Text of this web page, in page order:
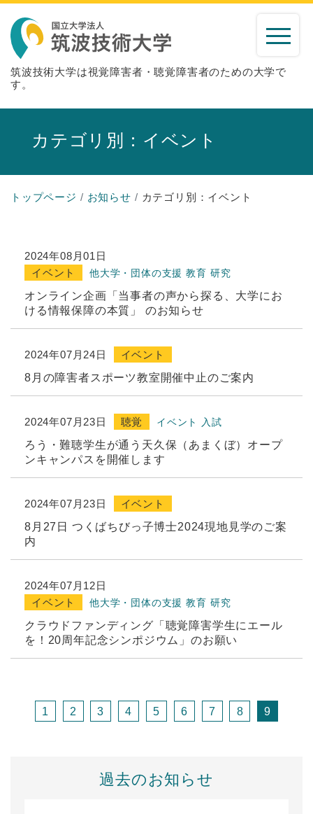
筑波技術大学は視覚障害者・聴覚障害者のための大学で
す。
カテゴリ別：イベント
トップページ お知らせ カテゴリ別：イベント
2024年08月01日
イベント
他大学・団体の支援 教育 研究
オンライン企画「当事者の声から探る、大学にお
ける情報保障の本質」 のお知らせ
2024年07月24日
イベント
8月の障害者スポーツ教室開催中止のご案内
2024年07月23日 聴覚 イベント 入試
ろう・難聴学⽣が通う天久保（あまくぼ）オープ
ンキャンパスを開催します
2024年07月23日
イベント
8月27日 つくばちびっ子博士2024現地見学のご案
内
2024年07月12日
イベント
他大学・団体の支援 教育 研究
クラウドファンディング「聴覚障害学生にエール
を！20周年記念シンポジウム」のお願い
1 2 3 4 5 6 7 8 9
過去のお知らせ